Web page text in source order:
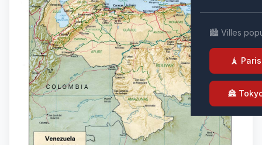
🏙️ Villes
🗼 Paris
🏯